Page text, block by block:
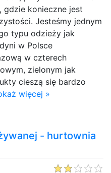
gdzie konieczne jest
Jesteśmy jednym
typu odzieży jak
w Polsce
w czterech
zielonym jak
cieszą się bardzo
więcej »
- hurtownia